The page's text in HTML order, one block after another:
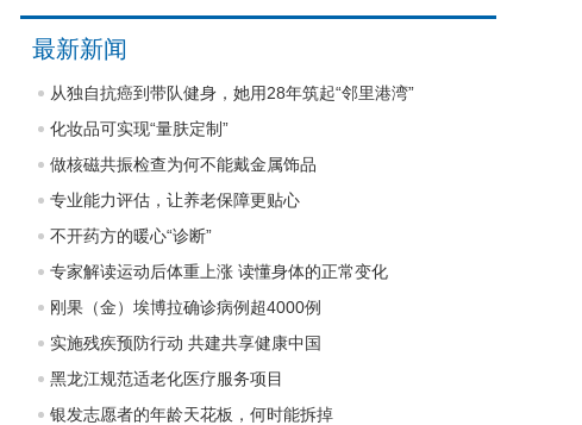
最新新闻
从独自抗癌到带队健身，她用28年筑起“邻里港湾”
化妆品可实现“量肤定制”
做核磁共振检查为何不能戴金属饰品
专业能力评估，让养老保障更贴心
不开药方的暖心“诊断”
专家解读运动后体重上涨 读懂身体的正常变化
刚果（金）埃博拉确诊病例超4000例
实施残疾预防行动 共建共享健康中国
黑龙江规范适老化医疗服务项目
银发志愿者的年龄天花板，何时能拆掉